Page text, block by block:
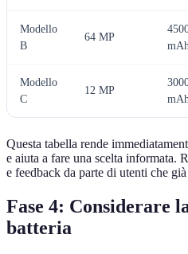
Modello
B
64 MP
Modello
C
12 MP
Questa tabella rende
e aiuta a fare una scelta informata.
e feedback da parte di utenti che
Fase 4: Considerare
batteria